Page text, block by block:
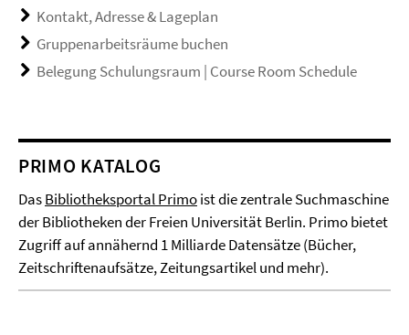
Kontakt, Adresse & Lageplan
Gruppenarbeitsräume buchen
Belegung Schulungsraum | Course Room Schedule
PRIMO KATALOG
DasBibliotheksportal Primoist die zentrale Suchmaschine
der Bibliotheken der Freien Universität Berlin. Primo bietet
Zugriff auf annähernd 1 Milliarde Datensätze (Bücher,
Zeitschriftenaufsätze, Zeitungsartikel und mehr).